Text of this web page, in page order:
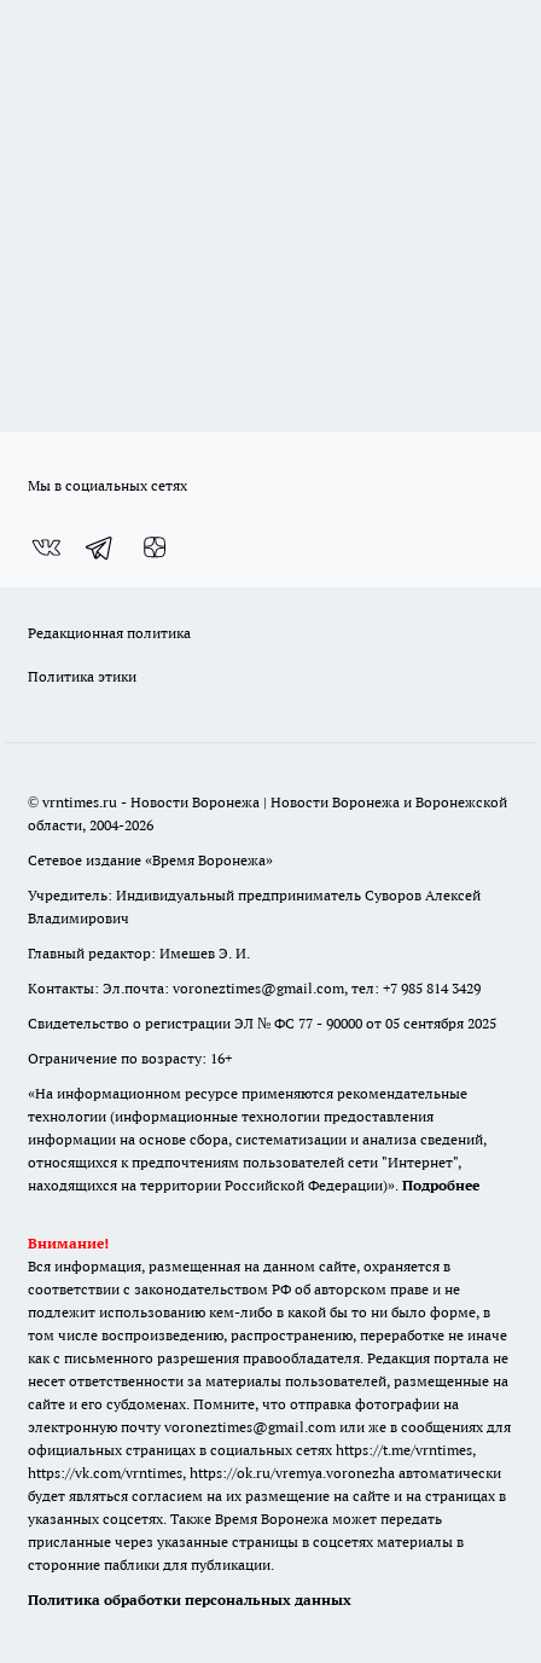
Мы в социальных сетях
Редакционная политика
Политика этики
© vrntimes.ru - Новости Воронежа | Новости Воронежа и Воронежской
области, 2004-2026
Сетевое издание «Время Воронежа»
Учредитель: Индивидуальный предприниматель Суворов Алексей
Владимирович
Главный редактор: Имешев Э. И.
Контакты: Эл.почта: voroneztimes@gmail.com, тел: +7 985 814 3429
Свидетельство о регистрации ЭЛ № ФС 77 - 90000 от 05 сентября 2025
Ограничение по возрасту: 16+
«На информационном ресурсе применяются рекомендательные
технологии (информационные технологии предоставления
информации на основе сбора, систематизации и анализа сведений,
относящихся к предпочтениям пользователей сети "Интернет",
находящихся на территории Российской Федерации)». Подробнее
Внимание!
Вся информация, размещенная на данном сайте, охраняется в
соответствии с законодательством РФ об авторском праве и не
подлежит использованию кем-либо в какой бы то ни было форме, в
том числе воспроизведению, распространению, переработке не иначе
как с письменного разрешения правообладателя. Редакция портала не
несет ответственности за материалы пользователей, размещенные на
сайте и его субдоменах. Помните, что отправка фотографии на
электронную почту voroneztimes@gmail.com или же в сообщениях для
официальных страницах в социальных сетях https://t.me/vrntimes,
https://vk.com/vrntimes, https://ok.ru/vremya.voronezha автоматически
будет являться согласием на их размещение на сайте и на страницах в
указанных соцсетях. Также Время Воронежа может передать
присланные через указанные страницы в соцсетях материалы в
сторонние паблики для публикации.
Политика обработки персональных данных